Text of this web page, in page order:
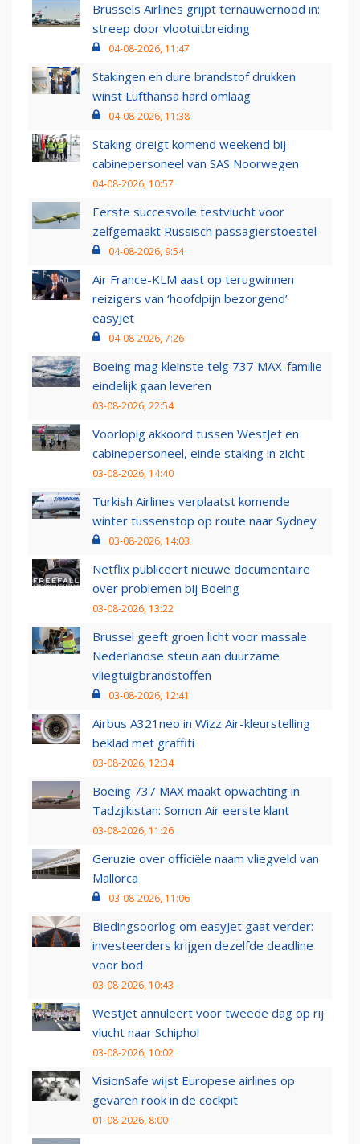
Brussels Airlines grijpt ternauwernood in:
streep door vlootuitbreiding
04-08-2026, 11:47
Stakingen en dure brandstof drukken
winst Lufthansa hard omlaag
04-08-2026, 11:38
Staking dreigt komend weekend bij
cabinepersoneel van SAS Noorwegen
04-08-2026, 10:57
Eerste succesvolle testvlucht voor
zelfgemaakt Russisch passagierstoestel
04-08-2026, 9:54
Air France-KLM aast op terugwinnen
reizigers van ‘hoofdpijn bezorgend’
easyJet
04-08-2026, 7:26
Boeing mag kleinste telg 737 MAX-familie
eindelijk gaan leveren
03-08-2026, 22:54
Voorlopig akkoord tussen WestJet en
cabinepersoneel, einde staking in zicht
03-08-2026, 14:40
Turkish Airlines verplaatst komende
winter tussenstop op route naar Sydney
03-08-2026, 14:03
Netflix publiceert nieuwe documentaire
over problemen bij Boeing
03-08-2026, 13:22
Brussel geeft groen licht voor massale
Nederlandse steun aan duurzame
vliegtuigbrandstoffen
03-08-2026, 12:41
Airbus A321neo in Wizz Air-kleurstelling
beklad met graffiti
03-08-2026, 12:34
Boeing 737 MAX maakt opwachting in
Tadzjikistan: Somon Air eerste klant
03-08-2026, 11:26
Geruzie over officiële naam vliegveld van
Mallorca
03-08-2026, 11:06
Biedingsoorlog om easyJet gaat verder:
investeerders krijgen dezelfde deadline
voor bod
03-08-2026, 10:43
WestJet annuleert voor tweede dag op rij
vlucht naar Schiphol
03-08-2026, 10:02
VisionSafe wijst Europese airlines op
gevaren rook in de cockpit
01-08-2026, 8:00